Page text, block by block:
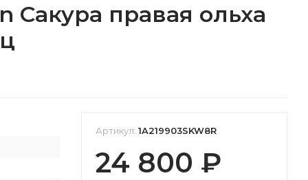
правая ольха
Артикул: 1A219903SKW8R
24 800 ₽